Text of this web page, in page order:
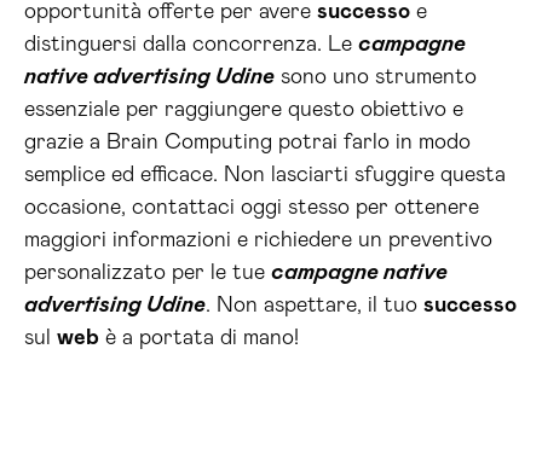
opportunità offerte per avere successo e
distinguersi dalla concorrenza. Le campagne
native advertising Udine sono uno strumento
essenziale per raggiungere questo obiettivo e
grazie a Brain Computing potrai farlo in modo
semplice ed efficace. Non lasciarti sfuggire questa
occasione, contattaci oggi stesso per ottenere
maggiori informazioni e richiedere un preventivo
personalizzato per le tue campagne native
advertising Udine. Non aspettare, il tuo successo
sul web è a portata di mano!